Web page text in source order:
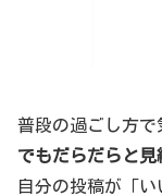
普段の過ごし方で
でもだらだらと見
自分の投稿が「